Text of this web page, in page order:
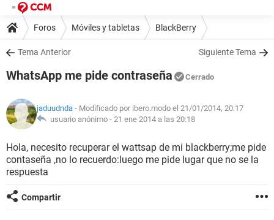
Foros Móviles y tabletas BlackBerry
Tema Anterior Siguiente Tema
WhatsApp me pide contraseña Cerrado
jaduudnda - Modificado por ibero.modo el 21/01/2014, 20:17
usuario anónimo - 21 ene 2014 a las 20:18
Hola, necesito recuperar el wattsap de mi blackberry;me pide
contaseña ,no lo recuerdo:luego me pide lugar que no se la
respuesta
Compartir